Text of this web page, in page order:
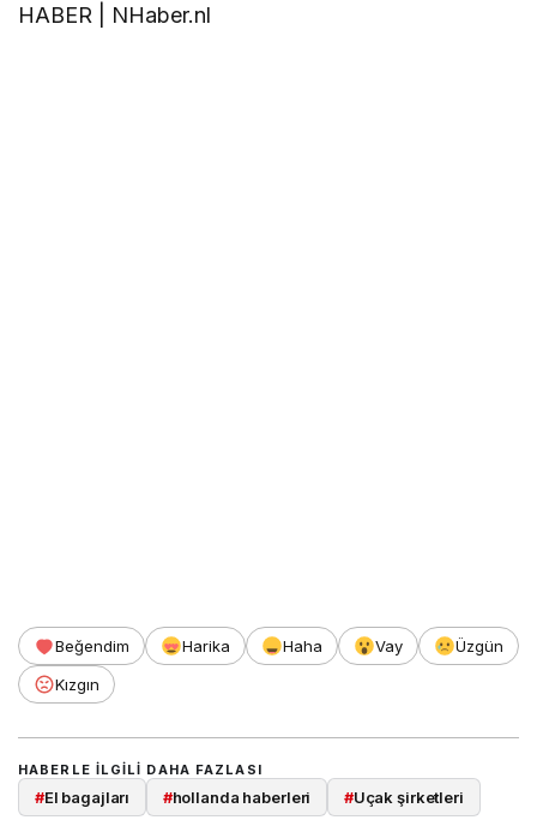
HABER | NHaber.nl
Beğendim Harika Haha Vay
Üzgün
Kızgın
HABERLE ILGILI DAHA FAZLASI
#El bagajları #hollanda haberleri #Uçak şirketleri